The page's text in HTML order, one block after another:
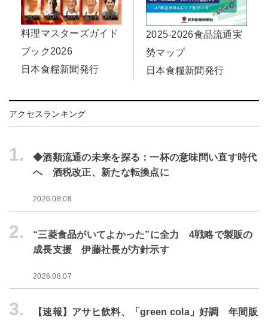
料理マスターズガイド
ブック2026
日本食糧新聞発行
2025-2026食品流通実
勢マップ
日本食糧新聞発行
アクセスランキング
1.
◆酒類流通の未来を探る：一杯の意味問い直す時代
へ 酒税改正、新たな転換点に
2026.08.08
2.
“三菱食品がいてよかった”に全力 4戦略で製販の
成長支援 伊藤社長が方針示す
2026.08.07
3.
【速報】アサヒ飲料、「green cola」好調 年間販